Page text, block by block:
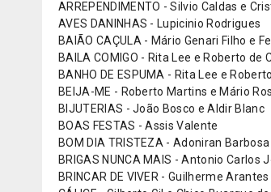
ARREPENDIMENTO - Silvio Caldas e
AVES DANINHAS - Lupicinio Rodrigues
BAIÃO CAÇULA - Mário Genari Filho e
BAILA COMIGO - Rita Lee e Roberto de
BANHO DE ESPUMA - Rita Lee e
BEIJA-ME - Roberto Martins e Mário
BIJUTERIAS - João Bosco e Aldir Blanc
BOAS FESTAS - Assis Valente
BOM DIA TRISTEZA - Adoniran
BRIGAS NUNCA MAIS - Antonio Carlos
BRINCAR DE VIVER - Guilherme